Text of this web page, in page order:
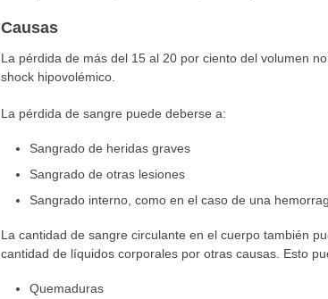
Causas
La pérdida de más del 15 al 20 por ciento del volumen
shock hipovolémico.
La pérdida de sangre puede deberse a:
Sangrado de heridas graves
Sangrado de otras lesiones
Sangrado interno, como en el caso de una
La cantidad de sangre circulante en el cuerpo también
cantidad de líquidos corporales por otras causas. Esto
Quemaduras